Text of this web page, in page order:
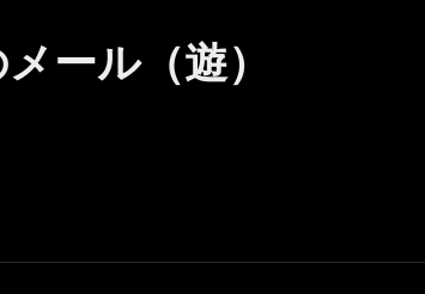
ール（遊）